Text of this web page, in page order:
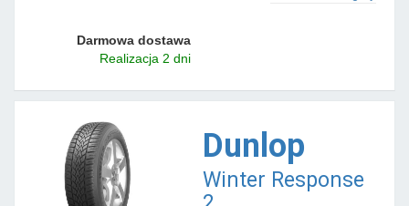
Darmowa dostawa
Realizacja 2 dni
Dunlop
Winter Response